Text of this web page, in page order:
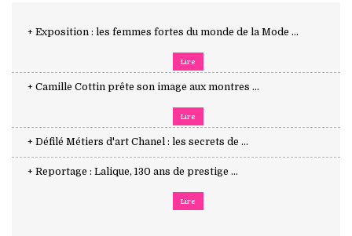
+ Exposition : les femmes fortes du monde de la Mode ...
Lire
+ Camille Cottin prête son image aux montres ...
Lire
+ Défilé Métiers d'art Chanel : les secrets de ...
+ Reportage : Lalique, 130 ans de prestige ...
Lire